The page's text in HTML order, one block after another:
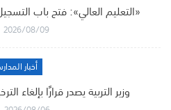
«التعليم العالي»: فتح باب
2026/08/09
أخبار
وزير التربية يصدر قرارًا بإلغاء